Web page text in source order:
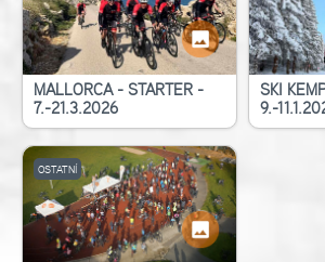
MALLORCA - STARTER -
7.-21.3.2026
SKI
9.-
OSTATNÍ